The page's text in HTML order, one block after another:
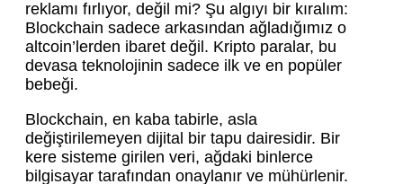
reklamı fırlıyor, değil mi? Şu algıyı bir kıralım:
Blockchain sadece arkasından ağladığımız o
altcoin’lerden ibaret değil. Kripto paralar, bu
devasa teknolojinin sadece ilk ve en popüler
bebeği.
Blockchain, en kaba tabirle, asla
değiştirilemeyen dijital bir tapu dairesidir. Bir
kere sisteme girilen veri, ağdaki binlerce
bilgisayar tarafından onaylanır ve mühürlenir.